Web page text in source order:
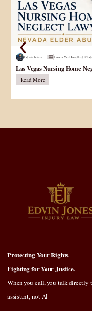
Edvin Jones Cases We Handled,
Las Vegas Nursing Home
Read More
Protecting Your Rights.
Fighting for Your Justice.
When you call, you talk directly
assistant, not AI